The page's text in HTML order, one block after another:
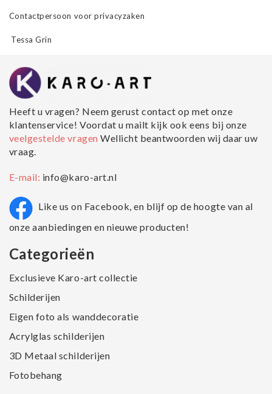
Contactpersoon voor privacyzaken
Tessa Grin
Heeft u vragen? Neem gerust contact op met onze
klantenservice! Voordat u mailt kijk ook eens bij onze
veelgestelde vragenWellicht beantwoorden wij daar uw
vraag.
E-mail: info@karo-art.nl
Like us on Facebook, en blijf op de hoogte van al
onze aanbiedingen en nieuwe producten!
Categorieën
Exclusieve Karo-art collectie
Schilderijen
Eigen foto als wanddecoratie
Acrylglas schilderijen
3D Metaal schilderijen
Fotobehang